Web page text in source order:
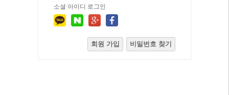
소셜 아이디 로그인
회원 가입 비밀번호 찾기